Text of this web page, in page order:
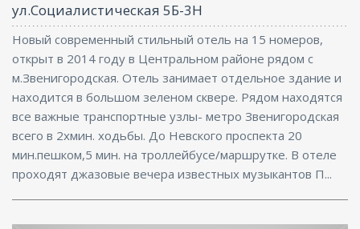
ул.Социалистическая 5Б-3Н
Новый современный стильный отель на 15 номеров,
открыт в 2014 году в Центральном районе рядом с
м.Звенигородская. Отель занимает отдельное здание и
находится в большом зеленом сквере. Рядом находятся
все важные транспортные узлы- метро Звенигородская
всего в 2хмин. ходьбы. До Невского проспекта 20
мин.пешком,5 мин. на троллейбусе/маршрутке. В отеле
проходят джазовые вечера известных музыкантов П...